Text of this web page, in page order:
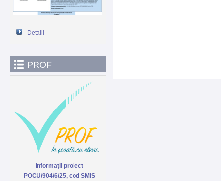
Detalii
PROF
Informaţii proiect
POCU/904/6/25, cod SMIS